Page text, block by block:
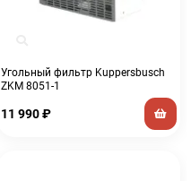
Угольный фильтр Kuppersbusch
ZKM 8051-1
11 990₽